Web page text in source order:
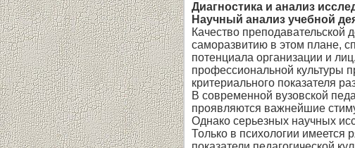
Диагностика и анализ
Научный анализ учебной
Качество преподавательской
саморазвитию в этом плане,
потенциала организации и
профессиональной культуры
критериального показателя
В современной вузовской
проявляются важнейшие
Однако серьезных научных
Только в психологии имеется